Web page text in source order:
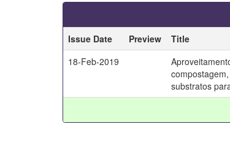
Issue Date
Preview Title
18-Feb-2019
substratos